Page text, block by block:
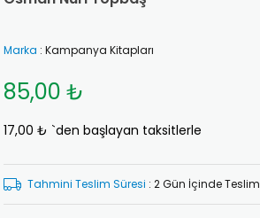
Marka : Kampanya Kitapları
85,00 ₺
17,00 ₺ `den başlayan taksitlerle
Tahmini Teslim Süresi : 2 Gün İçinde Teslim